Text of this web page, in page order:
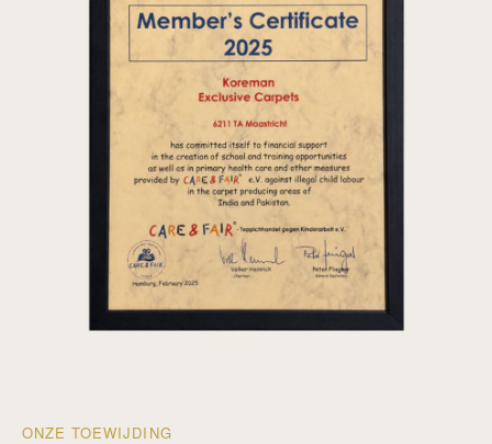
ONZE TOEWIJDING